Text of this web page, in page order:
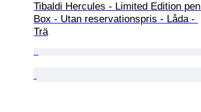
Tibaldi Hercules - Limited Edition pen
Box - Utan reservationspris - Låda -
Trä